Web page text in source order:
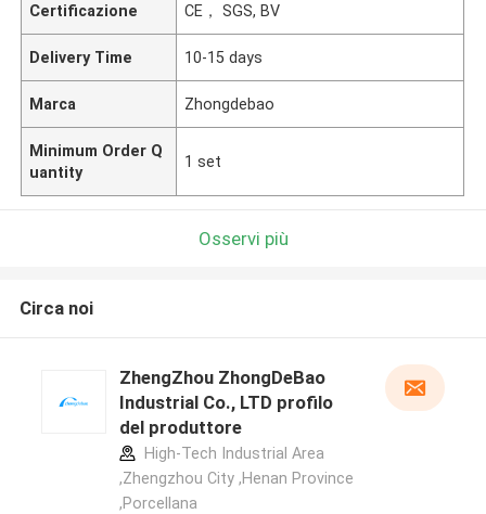
Certificazione CE， SGS, BV
Delivery Time 10-15 days
Marca Zhongdebao
Minimum Order Q
uantity
1 set
Osservi più
Circa noi
ZhengZhou ZhongDeBao
Industrial Co., LTD profilo
del produttore
High-Tech Industrial Area
,Zhengzhou City ,Henan Province
,Porcellana